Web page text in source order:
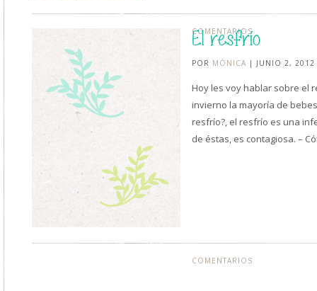
COMENTARIOS
El resfrío
POR MÓNICA | JUNIO 2, 2012
Hoy les voy hablar sobre el
invierno la mayoría de
resfrío?, el resfrío es una
de éstas, es contagiosa. –
COMENTARIOS